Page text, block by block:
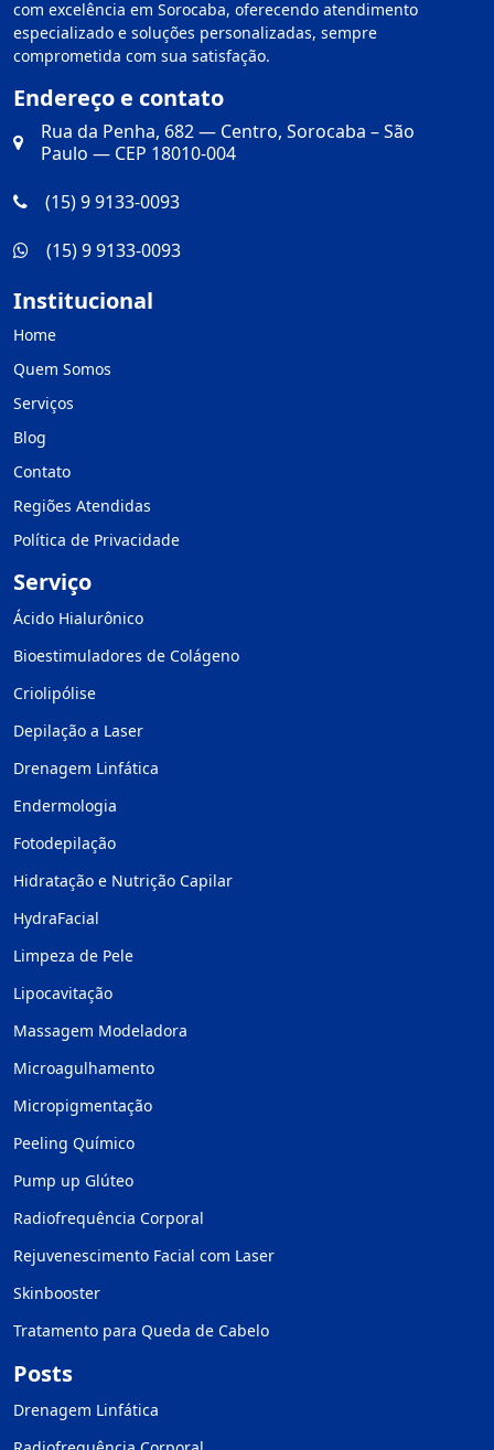
com excelência em Sorocaba, oferecendo atendimento
especializado e soluções personalizadas, sempre
comprometida com sua satisfação.
Endereço e contato
Rua da Penha, 682 — Centro, Sorocaba – São
Paulo — CEP 18010-004
(15) 9 9133-0093
(15) 9 9133-0093
Institucional
Home
Quem Somos
Serviços
Blog
Contato
Regiões Atendidas
Política de Privacidade
Serviço
Ácido Hialurônico
Bioestimuladores de Colágeno
Criolipólise
Depilação a Laser
Drenagem Linfática
Endermologia
Fotodepilação
Hidratação e Nutrição Capilar
HydraFacial
Limpeza de Pele
Lipocavitação
Massagem Modeladora
Microagulhamento
Micropigmentação
Peeling Químico
Pump up Glúteo
Radiofrequência Corporal
Rejuvenescimento Facial com Laser
Skinbooster
Tratamento para Queda de Cabelo
Posts
Drenagem Linfática